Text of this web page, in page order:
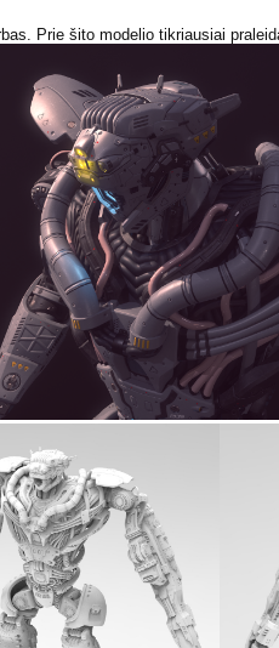
Prie šito modelio tikriausiai